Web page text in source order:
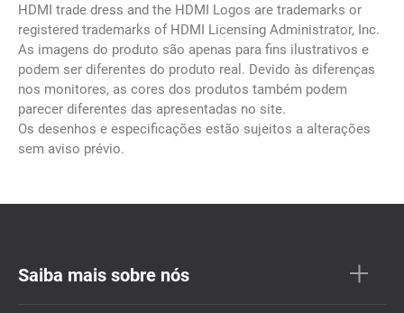
HDMI trade dress and the HDMI Logos are trademarks or
registered trademarks of HDMI Licensing Administrator, Inc.
As imagens do produto são apenas para fins ilustrativos e
podem ser diferentes do produto real. Devido às diferenças
nos monitores, as cores dos produtos também podem
parecer diferentes das apresentadas no site.
Os desenhos e especificações estão sujeitos a alterações
sem aviso prévio.
Saiba mais sobre nós